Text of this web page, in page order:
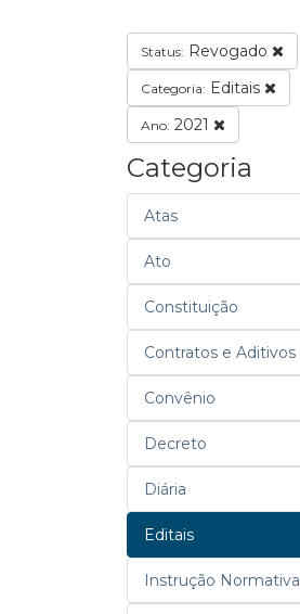
Status: Revogado
Categoria: Editais
Ano: 2021
Categoria
Atas
Ato
Constituição
Contratos e Aditivos
Convênio
Decreto
Diária
Editais
Instrução Normativa